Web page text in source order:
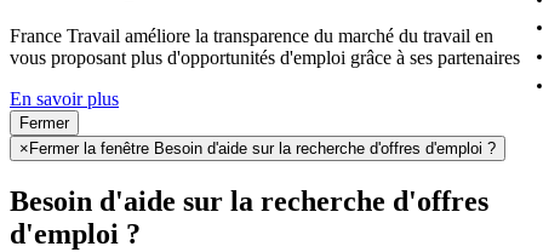
France Travail améliore la transparence du marché du travail en
vous proposant plus d'opportunités d'emploi grâce à ses partenaires
En savoir plus
Fermer
× Fermer la fenêtre Besoin d'aide sur la recherche d'offres d'emploi ?
Besoin d'aide sur la recherche d'offres
d'emploi ?